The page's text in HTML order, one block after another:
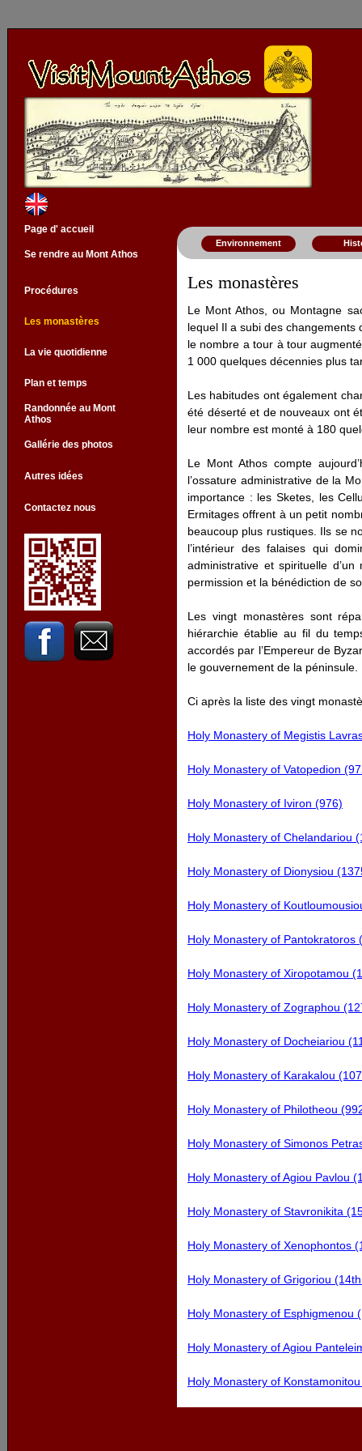
Page d' accueil
Se rendre au Mont Athos
Procédures
Les monastères
La vie quotidienne
Plan et temps
Randonnée au Mont
Athos
Gallérie des photos
Autres idées
Contactez nous
Environnement
Le Mont Athos, ou Montagne
lequel Il a subi des changements
le nombre a tour à tour
1 000 quelques décennies plus
Les habitudes ont également
été déserté et de nouveaux ont
leur nombre est monté à 180
Le Mont Athos compte
l’ossature administrative de la
importance : les Sketes, les
Ermitages offrent à un petit
beaucoup plus rustiques. Ils se
l’intérieur des falaises qui
administrative et spirituelle
permission et la bénédiction de
Les vingt monastères sont
hiérarchie établie au fil du
accordés par l’Empereur de
le gouvernement de la péninsule.
Ci après la liste des vingt
Holy Monastery of Megistis
Holy Monastery of Vatopedion
Holy Monastery of Iviron (976)
Holy Monastery of Chelandariou
Holy Monastery of Dionysiou
Holy Monastery of
Holy Monastery of Pantokratoros
Holy Monastery of Xiropotamou
Holy Monastery of Zographou
Holy Monastery of Docheiariou
Holy Monastery of Karakalou
Holy Monastery of Philotheou
Holy Monastery of Simonos
Holy Monastery of Agiou Pavlou
Holy Monastery of Stavronikita
Holy Monastery of Xenophontos
Holy Monastery of Grigoriou
Holy Monastery of Esphigmenou
Holy Monastery of Agiou
Holy Monastery of
Les monastères